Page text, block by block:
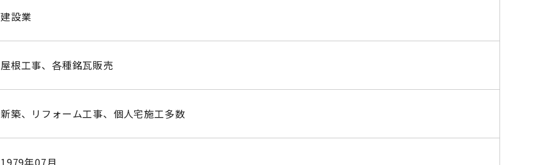
建設業
屋根工事、各種銘瓦販売
新築、リフォーム工事、個人宅施工多数
1979年07月